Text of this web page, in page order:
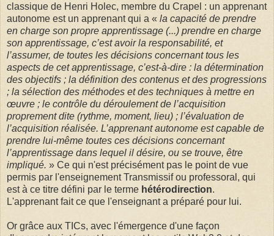
classique de Henri Holec, membre du Crapel : un apprenant
autonome est un apprenant qui a « la capacité de prendre
en charge son propre apprentissage (...) prendre en charge
son apprentissage, c’est avoir la responsabilité, et
l’assumer, de toutes les décisions concernant tous les
aspects de cet apprentissage, c’est-à-dire : la détermination
des objectifs ; la définition des contenus et des progressions
; la sélection des méthodes et des techniques à mettre en
œuvre ; le contrôle du déroulement de l’acquisition
proprement dite (rythme, moment, lieu) ; l’évaluation de
l’acquisition réalisée. L’apprenant autonome est capable de
prendre lui-même toutes ces décisions concernant
l’apprentissage dans lequel il désire, ou se trouve, être
impliqué. » Ce qui n'est précisément pas le point de vue
permis par l'enseignement Transmissif ou professoral, qui
est à ce titre défini par le terme hétérodirection.
L'apprenant fait ce que l'enseignant a préparé pour lui.
Or grâce aux TICs, avec l'émergence d'une façon